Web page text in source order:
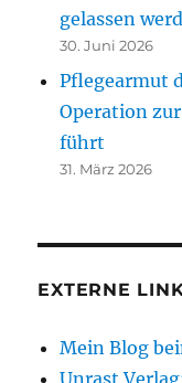
gelassen
30. Juni 2026
Pflegearmut
Operation
führt
31. März 2026
EXTERNE
Mein Blog
Unrast